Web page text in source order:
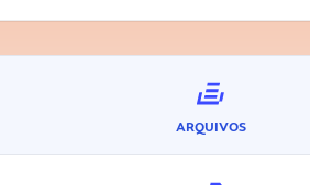
ARQUIVOS